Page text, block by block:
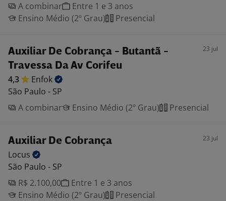
A combinar
Entre 1 e 3 anos
Ensino Médio (2º Grau)
Presencial
Auxiliar De Cobrança - Butantã -
Travessa Da Av Corifeu
23 jul
4,3
Enfok
São Paulo - SP
A combinar
Ensino Médio (2º Grau) Presencial
Auxiliar De Cobrança 23 jul
Locus
São Paulo - SP
R$ 2.100,00
Entre 1 e 3 anos
Ensino Médio (2º Grau)
Presencial